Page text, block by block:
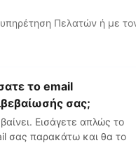
Πελατών ή με
το email
σας;
Εισάγετε απλώς το
σας παρακάτω και θα το